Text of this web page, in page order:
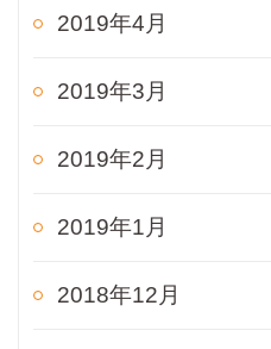
2019年4月
2019年3月
2019年2月
2019年1月
2018年12月